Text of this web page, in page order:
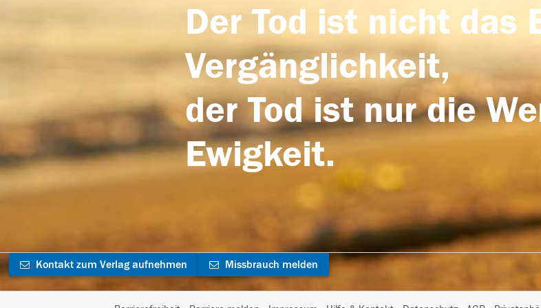
Der Tod ist nicht das
Vergänglichkeit,
der Tod ist nur die
Ewigkeit.
Kontakt zum Verlag aufnehmen Missbrauch melden